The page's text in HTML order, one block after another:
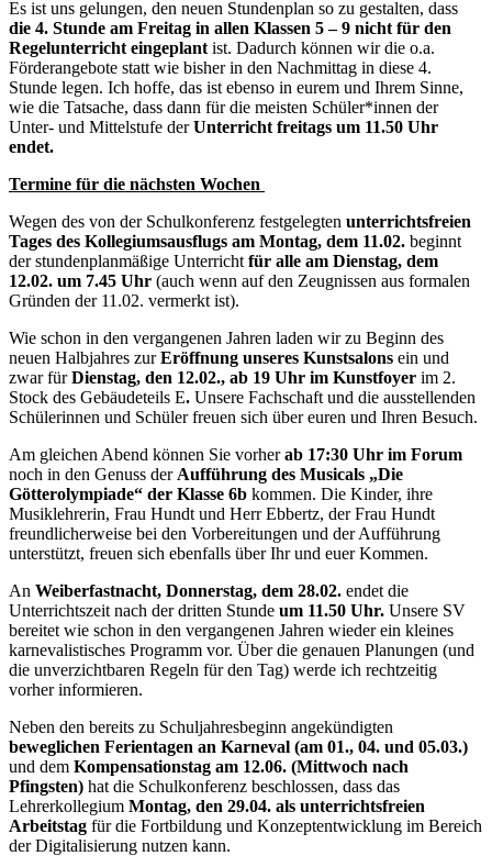
Es ist uns gelungen, den neuen Stundenplan so zu gestalten, dass
die 4. Stunde am Freitag in allen Klassen 5 – 9 nicht für den
Regelunterricht eingeplant ist. Dadurch können wir die o.a.
Förderangebote statt wie bisher in den Nachmittag in diese 4.
Stunde legen. Ich hoffe, das ist ebenso in eurem und Ihrem Sinne,
wie die Tatsache, dass dann für die meisten Schüler*innen der
Unter- und Mittelstufe derUnterricht freitags um 11.50 Uhr
endet.
Termine für die nächsten Wochen
Wegen des von der Schulkonferenz festgelegten unterrichtsfreien
Tages des Kollegiumsausflugs am Montag, dem 11.02. beginnt
der stundenplanmäßige Unterricht für alle am Dienstag, dem
12.02. um 7.45 Uhr (auch wenn auf den Zeugnissen aus formalen
Gründen der 11.02. vermerkt ist).
Wie schon in den vergangenen Jahren laden wir zu Beginn des
neuen Halbjahres zurEröffnung unseres Kunstsalons ein und
zwar fürDienstag, den 12.02., ab 19 Uhr im Kunstfoyer im 2.
Stock des Gebäudeteils E. Unsere Fachschaft und die ausstellenden
Schülerinnen und Schüler freuen sich über euren und Ihren Besuch.
Am gleichen Abend können Sie vorherab 17:30 Uhr im Forum
noch in den Genuss der Aufführung des Musicals „Die
Götterolympiade“ der Klasse 6b kommen. Die Kinder, ihre
Musiklehrerin, Frau Hundt und Herr Ebbertz, der Frau Hundt
freundlicherweise bei den Vorbereitungen und der Aufführung
unterstützt, freuen sich ebenfalls über Ihr und euer Kommen.
An Weiberfastnacht, Donnerstag, dem 28.02. endet die
Unterrichtszeit nach der dritten Stunde um 11.50 Uhr. Unsere SV
bereitet wie schon in den vergangenen Jahren wieder ein kleines
karnevalistisches Programm vor. Über die genauen Planungen (und
die unverzichtbaren Regeln für den Tag) werde ich rechtzeitig
vorher informieren.
Neben den bereits zu Schuljahresbeginn angekündigten
beweglichen Ferientagen an Karneval (am 01., 04. und 05.03.)
und dem Kompensationstag am 12.06. (Mittwoch nach
Pfingsten) hat die Schulkonferenz beschlossen, dass das
Lehrerkollegium Montag, den 29.04. als unterrichtsfreien
Arbeitstag für die Fortbildung und Konzeptentwicklung im Bereich
der Digitalisierung nutzen kann.